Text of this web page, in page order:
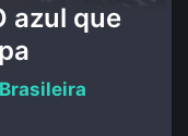
azul que